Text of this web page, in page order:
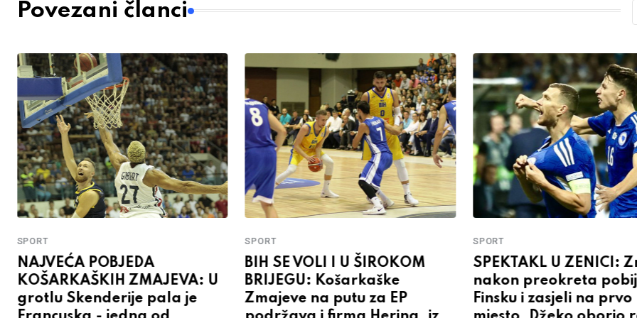
Povezani članci
SPORT
NAJVEĆA POBJEDA
KOŠARKAŠKIH ZMAJEVA: U
grotlu Skenderije pala je
SPORT
BIH SE VOLI I U ŠIROKOM
BRIJEGU: Košarkaške
Zmajeve na putu za EP
SPORT
SPEKTAKL U ZENICI:
nakon preokreta
Finsku i zasjeli na prvo